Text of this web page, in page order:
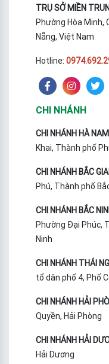
TRỤ SỞ MIỀN
Phường Hòa Minh,
Nẵng, Việt Nam
Hotline:
CHI NHÁNH
CHI NHÁNH HÀ
Khai, Thành phố
CHI NHÁNH BẮC
Phú, Thành phố
CHI NHÁNH BẮC
Phường Đại Phúc,
Ninh
CHI NHÁNH THÁI
tổ dân phố 4, Phố
CHI NHÁNH HẢI
Quyền, Hải Phòng
CHI NHÁNH HẢI
Hải Dương